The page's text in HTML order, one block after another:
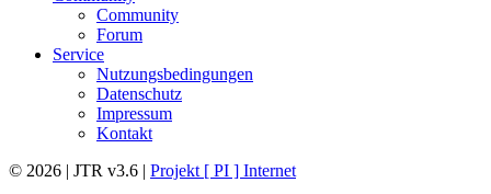
Community
Forum
Service
Nutzungsbedingungen
Datenschutz
Impressum
Kontakt
© 2026 | JTR v3.6 | Projekt [ PI ] Internet